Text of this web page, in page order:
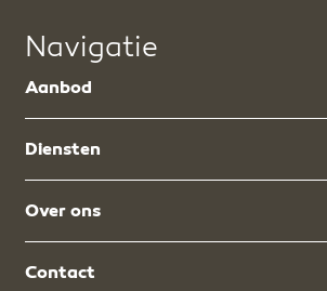
Navigatie
Aanbod
Diensten
Over ons
Contact